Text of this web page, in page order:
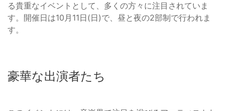
る貴重なイベントとして、多くの方々に注目されていま
す。開催日は10月11日(日)で、昼と夜の2部制で行われま
す。
豪華な出演者たち